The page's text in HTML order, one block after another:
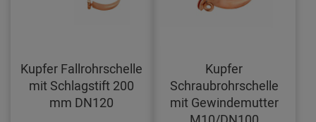
Kupfer Fallrohrschelle
mit Schlagstift 200
mm DN120
Kupfer
Schraubrohrschelle
mit Gewindemutter